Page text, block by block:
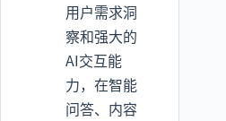
用户需求洞
察和强大的
AI交互能
力，在智能
问答、内容